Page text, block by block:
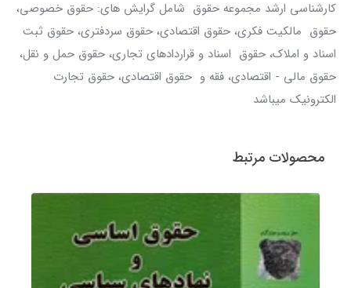
کارشناسی ارشد مجموعه حقوق شامل گرایش های: حقوق خصوصی،
حقوق مالکیت فکری، حقوق اقتصادی، حقوق سردفتری، حقوق ثبت
اسناد و املاک، حقوق اسناد و قراردادهای تجاری، حقوق حمل و نقل،
حقوق مالی - اقتصادی، فقه و حقوق اقتصادی، حقوق تجارت
الکترونیک میباشد
محصولات مرتبط